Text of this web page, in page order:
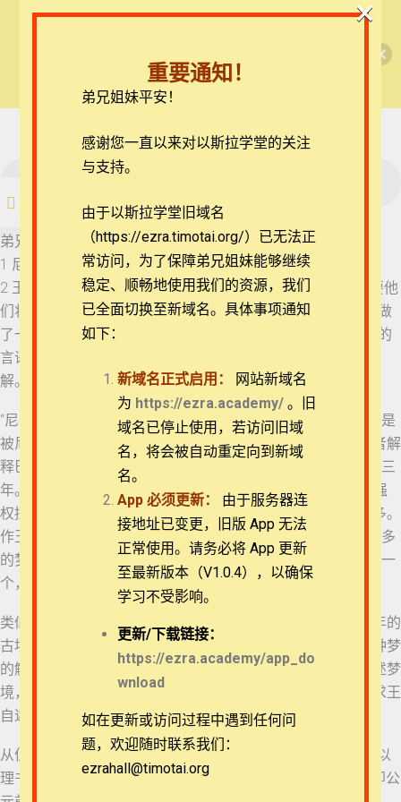
ezrahall@timotai.org
首页 每日读经/灵修 【西罗亚池灵修】但以理书
但以理书每日灵修
06 但以理书 2:1-4
07 但以理书 2:5-9
08 但以理书 2:10-13
09 但以理书 2:14-19
10 但以理书 2:20-23
11 但以理书 2:24-28
12 但以理书 2:28-35
13 但以理书 2:36-43
14 但以理书 2:44-49
15 但以理书 3:1-7
16 但以理书 3:8-12
弟兄姐妹平安。我们今天一起来思想的经文是但以理书2:1-4，
1 尼布甲尼撒在位第二年，他做了梦，心里烦乱，不能睡觉。
2 王吩咐人将术士、用法术的、行邪术的和迦勒底人召来，要他
们将王的梦告诉王，他们就来站在王前。 3 王对他们说：“我做
了一梦，心里烦乱，要知道这是甚么梦。” 4 迦勒底人用亚兰的
言语对王说：“愿王万岁！请将那梦告诉仆人，仆人就可以讲
解。”
“尼布甲尼撒在位第二年”让不少读者迷惑。难道但以理他们不是
被尼布甲尼撒王养了三年，因此至少应该是第三年吗？有学者解
释巴比伦将王的第一年称为“登基年”，因此实际上这里就是第三
年。传道书5:3说，“事务多，就令人做梦”。年仅25岁的他以强
权控制当时世界上最大的帝国，可以想见内忧外患的事务之多。
作王第三年的尼布甲尼撒“做了梦”，原文是复数，即他做了许多
的梦，但后来却对人说“我做了一梦”，因此这些梦的内容都是一
个，更是让他“心里烦乱，不能睡觉”。
类似于含有七类梦境解述的《周公解梦》，早在公元前两千年的
古埃及，就已经有一部专门关于解梦的书，例举出了两千多种梦
的解释，可按记载卜生死祸福。但这种的解梦需要做梦者阐述梦
境，解梦者才能按图索骥。因此，被召入宫中的迦勒底人请求王
自述梦境，就好像病人在医生面前自述病情一样的顺理成章。
从但以理书2:4的这里开始，书写文字改为了亚兰文，直到但以
理书8:1“伯沙撒王在位第三年”，又回到了希伯来文。那一年即公
退换政策
隐私策略
常见问题
APP下载
关于我们
Copyright © 2022-2026 Timothy Training International,
重要通知！
弟兄姐妹平安！
感谢您一直以来对以斯拉学堂的关注
与支持。
由于以斯拉学堂旧域名
（https://ezra.timotai.org/）已无法正
常访问， 为了保障弟兄姐妹能够继续
稳定、顺畅地使用我们的资源，我们
已全面切换至新域名。具体事项通知
如下：
新域名正式启用：
网站新域名
为 https://ezra.academy/ 。旧
域名已停止使用，若访问旧域
名，将会被自动重定向到新域
名。
App必须更新：
由于服务器连
接地址已变更，旧版 App 无法
正常使用。请务必将 App 更新
至最新版本（V1.0.4），以确保
学习不受影响。
更新/下载链接：
https://ezra.academy/app_do
wnload
如在更新或访问过程中遇到任何问
题，欢迎随时联系我们：
ezrahall@timotai.org
×
查看课程